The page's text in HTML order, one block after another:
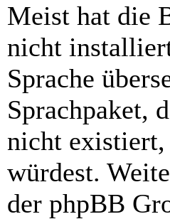
Meist hat die
nicht
Sprache
Sprachpaket,
nicht existiert,
würdest.
der phpBB